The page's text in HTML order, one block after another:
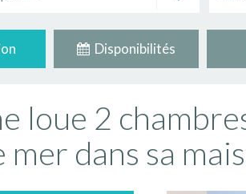
Disponibilités
loue 2
mer dans sa